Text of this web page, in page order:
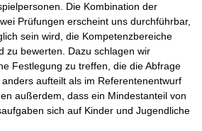
Die Kombination der
Prüfungen erscheint uns durchführbar,
sein wird, die Kompetenzbereiche
zu bewerten. Dazu schlagen wir
Festlegung zu treffen, die die Abfrage
aufteilt als im Referentenentwurf
außerdem, dass ein Mindestanteil von
sich auf Kinder und Jugendliche